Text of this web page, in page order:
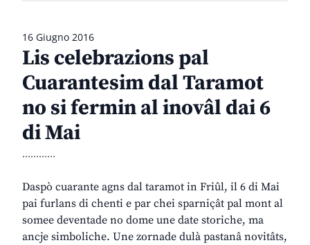
16 Giugno 2016
Lis celebrazions pal
Cuarantesim dal Taramot
no si fermin al inovâl dai 6
di Mai
............
Daspò cuarante agns dal taramot in Friûl, il 6 di Mai
pai furlans di chenti e par chei sparniçât pal mont al
somee deventade no dome une date storiche, ma
ancje simboliche. Une zornade dulà pastanâ novitâts,